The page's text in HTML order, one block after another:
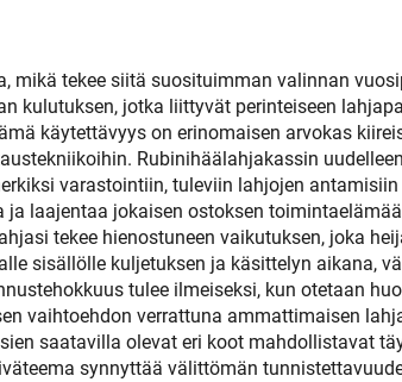
mikä tekee siitä suosituimman valinnan
kulutuksen, jotka liittyvät perinteiseen
käytettävyys on erinomaisen arvokas
Rubinihäälahjakassin
varastointiin, tuleviin lahjojen
laajentaa jokaisen ostoksen
tekee hienostuneen vaikutuksen, joka
sisällölle kuljetuksen ja käsittelyn aikana,
tulee ilmeiseksi, kun otetaan
vaihtoehdon verrattuna ammattimaisen
saatavilla olevat eri koot mahdollistavat
synnyttää välittömän